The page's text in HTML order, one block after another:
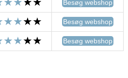
Besøg webshop
Besøg webshop
Besøg webshop